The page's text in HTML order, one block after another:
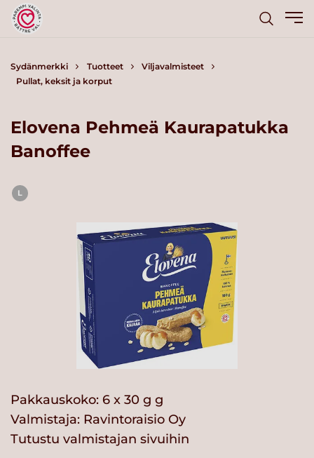
Sydänmerkki Tuotteet
Viljavalmisteet
Pullat, keksit ja korput
Elovena Pehmeä Kaurapatukka
Banoffee
L
Pakkauskoko: 6 x 30 g g
Valmistaja: Ravintoraisio Oy
Tutustu valmistajan sivuihin